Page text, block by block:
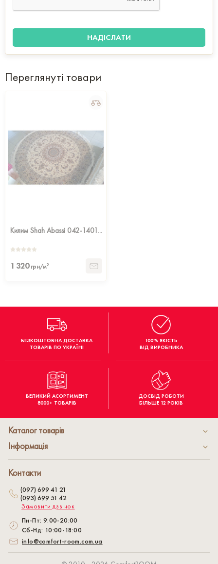
Переглянуті товари
Килим Shah Abassi 042-1401...
1 320 грн/м2
БЕЗКОШТОВНА ДОСТАВКА
ТОВАРІВ ПО УКРАЇНІ
100% ЯКІСТЬ
ВІД ВИРОБНИКА
ВЕЛИКИЙ АСОРТИМЕНТ
8000+ ТОВАРІВ
ДОСВІД РОБОТИ
БІЛЬШЕ 12 РОКІВ
Каталог товарів
Інформація
Контакти
(097) 699 41 21
(093) 699 51 42
Замовити дзвінок
Пн-Пт: 9:00-20:00
Сб-Нд: 10:00-18:00
info@comfort-room.com.ua